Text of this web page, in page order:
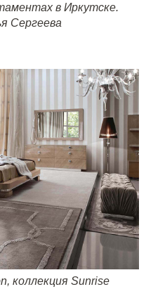
в Иркутске.
Сергеева
, коллекция Sunrise